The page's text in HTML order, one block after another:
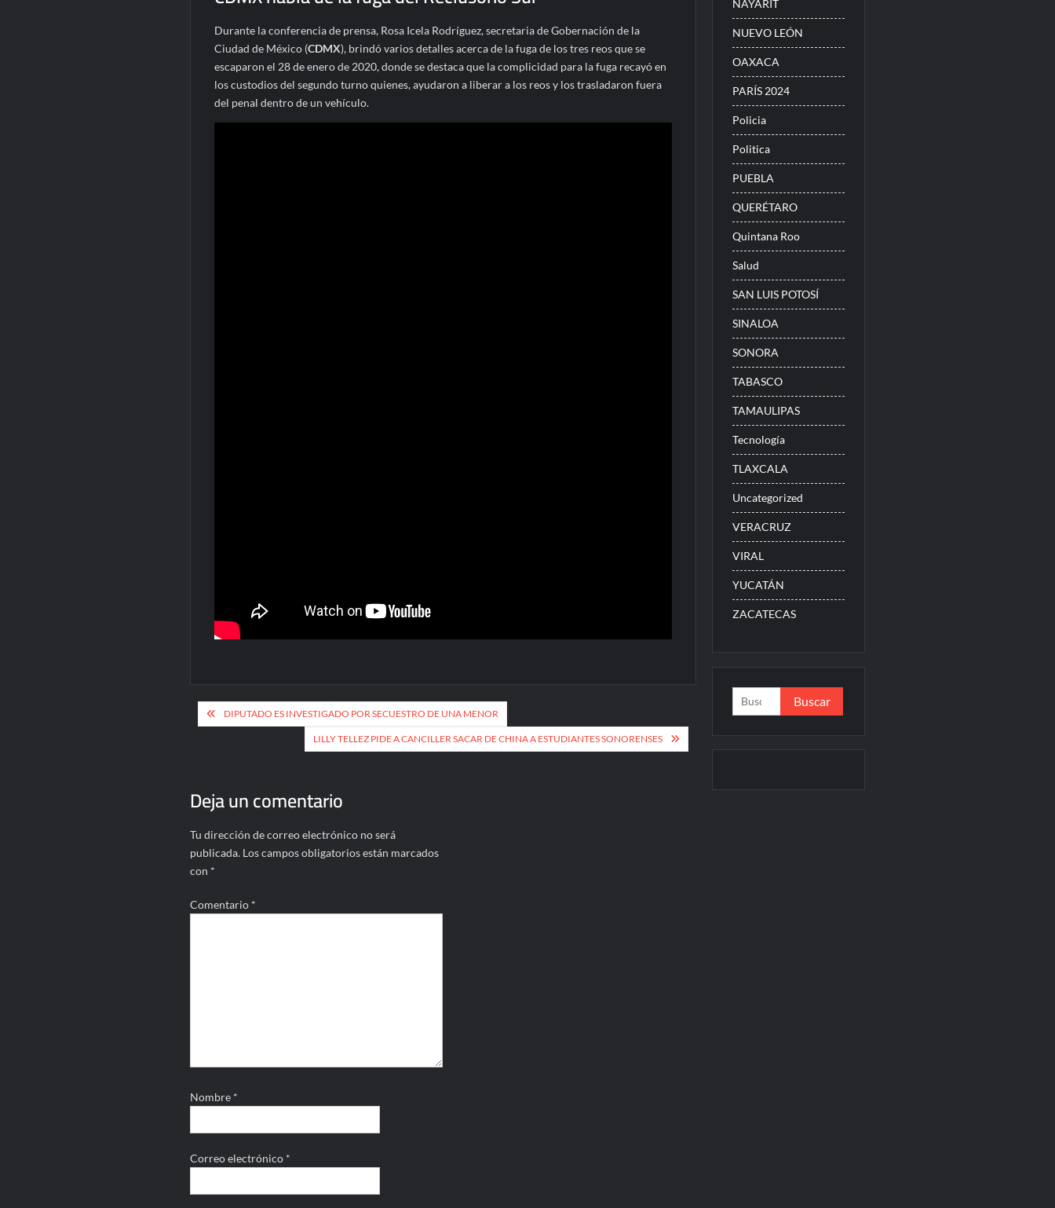
Durante la conferencia de prensa, Rosa Icela Rodríguez, secretaria de Gobernación de la
Ciudad de México (CDMX), brindó varios detalles acerca de la fuga de los tres reos que se
escaparon el 28 de enero de 2020, donde se destaca que la complicidad para la fuga recayó en
los custodios del segundo turno quienes, ayudaron a liberar a los reos y los trasladaron fuera
del penal dentro de un vehículo.
Navegación
de
DIPUTADO ES INVESTIGADO POR SECUESTRO DE UNA MENOR
LILLY TELLEZ PIDE A CANCILLER SACAR DE CHINA A ESTUDIANTES SONORENSES
Deja un comentario
Tu dirección de correo electrónico no será
publicada. Los campos obligatorios están marcados
con *
Comentario *
Nombre *
Correo electrónico *
NAYARIT
NUEVO LEÓN
OAXACA
PARÍS 2024
Policia
Politica
PUEBLA
QUERÉTARO
Quintana Roo
Salud
SAN LUIS POTOSÍ
SINALOA
SONORA
TABASCO
TAMAULIPAS
Tecnología
TLAXCALA
Uncategorized
VERACRUZ
VIRAL
YUCATÁN
ZACATECAS
Buscar: